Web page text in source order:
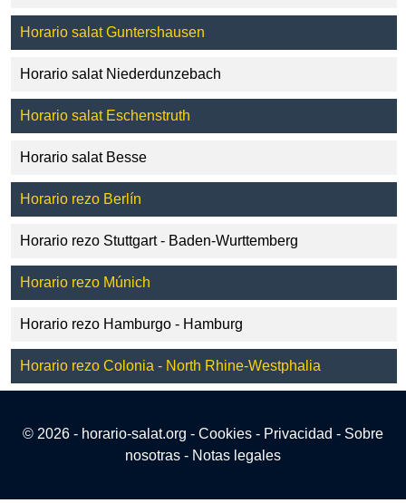
Horario salat Guntershausen
Horario salat Niederdunzebach
Horario salat Eschenstruth
Horario salat Besse
Horario rezo Berlín
Horario rezo Stuttgart - Baden-Wurttemberg
Horario rezo Múnich
Horario rezo Hamburgo - Hamburg
Horario rezo Colonia - North Rhine-Westphalia
© 2026 - horario-salat.org - Cookies - Privacidad - Sobre
nosotras - Notas legales